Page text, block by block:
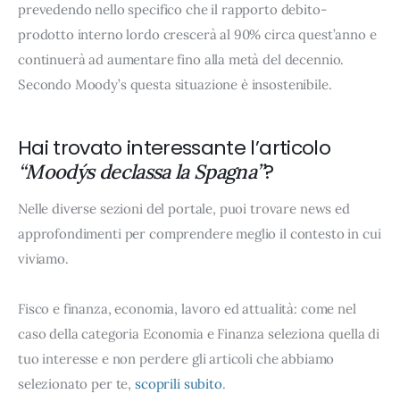
prevedendo nello specifico che il rapporto debito-
prodotto interno lordo crescerà al 90% circa quest’anno e
continuerà ad aumentare fino alla metà del decennio.
Secondo Moody’s questa situazione è insostenibile.
Hai trovato interessante l’articolo
“Moody´s declassa la Spagna”?
Nelle diverse sezioni del portale, puoi trovare news ed
approfondimenti per comprendere meglio il contesto in cui
viviamo.
Fisco e finanza, economia, lavoro ed attualità: come nel
caso della categoria Economia e Finanza seleziona quella di
tuo interesse e non perdere gli articoli che abbiamo
selezionato per te, scoprili subito.